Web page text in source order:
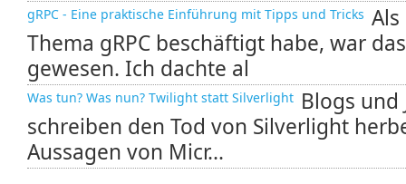
gRPC - Eine praktische Einführung mit Tipps und Tricks
Thema gRPC beschäftigt habe, war
gewesen. Ich dachte al
Was tun? Was nun? Twilight statt Silverlight Blogs und
schreiben den Tod von Silverlight
Aussagen von Micr...